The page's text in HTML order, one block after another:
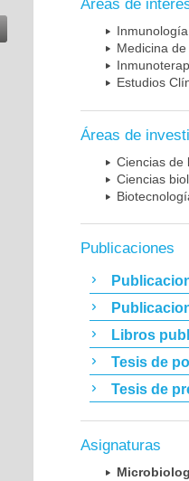
Áreas de
Inmunología
Medicina
Estudios
Áreas de
Ciencias de
Ciencias
Publicaciones
Libros
Tesis de
Tesis de
Asignaturas